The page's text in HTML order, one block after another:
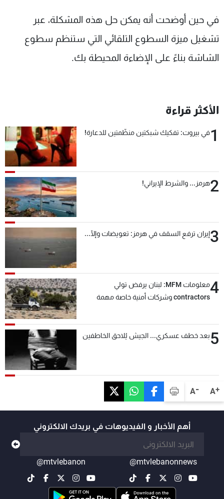
A+
A-
في حين أوضحت أنه يمكن حل هذه المشكلة، عبر
تشغيل ميزة السطوع التلقائي التي ستنظم سطوع
الشاشة بناءً على الإضاءة المحيطة بك.
الأكثر قراءة
1في بيروت: تفكيك شبكتين منظّمتين للدعارة!
2هرمز... والشرط الإيراني!
3إيران ترفع السقف في هرمز: تعويضات وإلّا...
4
معلومات MFM: لبنان يرفض تولي
contractors وشركات أمنية خاصة مهمة
5بعد خطف عسكري... الجيش يُلاحق الخاطفين
أهم الأخبار و الفيديوهات في بريدك الالكتروني
@mtvlebanonnews
@mtvlebanon